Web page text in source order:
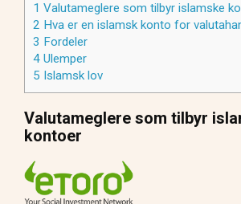
1 Valutameglere som tilbyr islamske
2 Hva er en islamsk konto for
3 Fordeler
4 Ulemper
5 Islamsk lov
Valutameglere som tilbyr
kontoer